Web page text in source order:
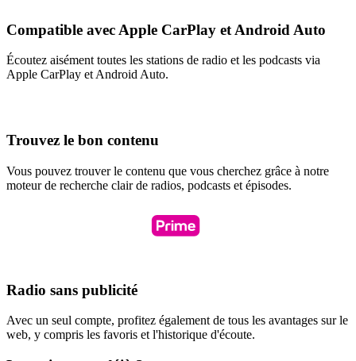
Compatible avec Apple CarPlay et Android Auto
Écoutez aisément toutes les stations de radio et les podcasts via
Apple CarPlay et Android Auto.
Trouvez le bon contenu
Vous pouvez trouver le contenu que vous cherchez grâce à notre
moteur de recherche clair de radios, podcasts et épisodes.
Radio sans publicité
Avec un seul compte, profitez également de tous les avantages sur le
web, y compris les favoris et l'historique d'écoute.